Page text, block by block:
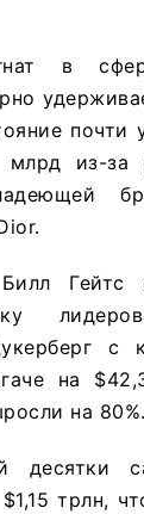
в
почти
из-за
с
на
на 80%.
десятки
трлн,